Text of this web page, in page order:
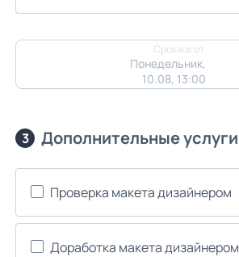
Срок изгот.
Понедельник,
10.08, 13:00
3 Дополнительные услуги
Проверка макета дизайнером
Доработка макета дизайнером